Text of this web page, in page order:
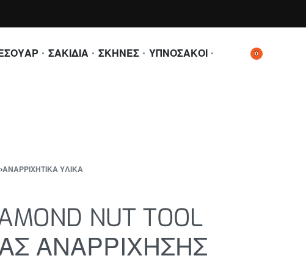
ΣΑΚΙΔΙΑ ΣΚΗΝΕΣ ΥΠΝΟΣΑΚΟΙ 0
›ΑΝΑΡΡΙΧΗΤΙΚΑ ΥΛΙΚΑ
NUT TOOL
ΑΝΑΡΡΙΧΗΣΗΣ